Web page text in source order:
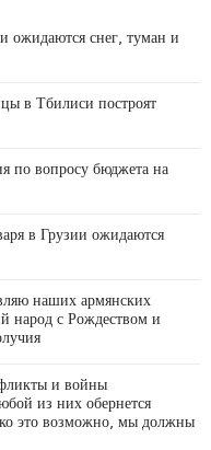
ожидаются снег, туман и
в Тбилиси построят
по вопросу бюджета на
в Грузии ожидаются
наших армянских
народ с Рождеством и
и войны
из них обернется
это возможно, мы должны